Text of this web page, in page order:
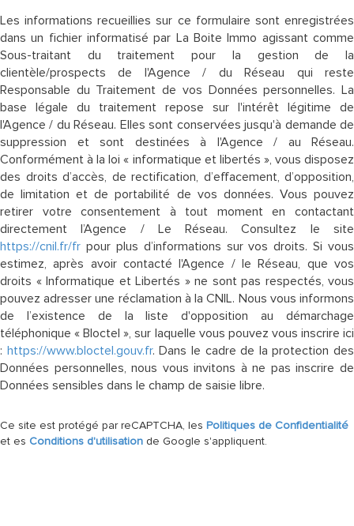
Les informations recueillies sur ce formulaire sont enregistrées
dans un fichier informatisé par La Boite Immo agissant comme
Sous-traitant du traitement pour la gestion de la
clientèle/prospects de l'Agence / du Réseau qui reste
Responsable du Traitement de vos Données personnelles. La
base légale du traitement repose sur l'intérêt légitime de
l'Agence / du Réseau. Elles sont conservées jusqu'à demande de
suppression et sont destinées à l'Agence / au Réseau.
Conformément à la loi « informatique et libertés », vous disposez
des droits d’accès, de rectification, d’effacement, d’opposition,
de limitation et de portabilité de vos données. Vous pouvez
retirer votre consentement à tout moment en contactant
directement l’Agence / Le Réseau. Consultez le site
https://cnil.fr/fr pour plus d’informations sur vos droits. Si vous
estimez, après avoir contacté l'Agence / le Réseau, que vos
droits « Informatique et Libertés » ne sont pas respectés, vous
pouvez adresser une réclamation à la CNIL. Nous vous informons
de l’existence de la liste d'opposition au démarchage
téléphonique « Bloctel », sur laquelle vous pouvez vous inscrire ici
: https://www.bloctel.gouv.fr. Dans le cadre de la protection des
Données personnelles, nous vous invitons à ne pas inscrire de
Données sensibles dans le champ de saisie libre.
Ce site est protégé par reCAPTCHA, les Politiques de Confidentialité
et es Conditions d'utilisation de Google s'appliquent.